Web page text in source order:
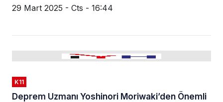
29 Mart 2025 - Cts - 16:44
K11
Deprem Uzmanı Yoshinori Moriwaki’den Önemli